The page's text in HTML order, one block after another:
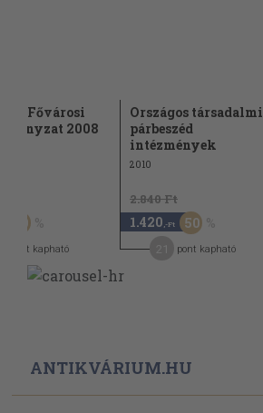
Fővárosi
2008
50
pont kapható
Országos társadalmi
párbeszéd
intézmények
2010
2.840 Ft
1.420 ,-Ft 50
pont kapható
ANTIKVÁRIUM.HU